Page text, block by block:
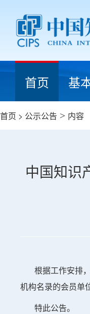
首页 基
首页 > 公示公告 > 内容
中国知识
根据工作安排，
机构名录的会员单
特此公告。